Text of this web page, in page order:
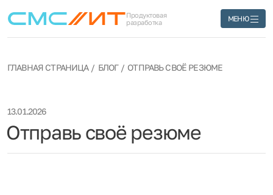
Продуктовая
разработка
МЕНЮ
ГЛАВНАЯ СТРАНИЦА БЛОГ ОТПРАВЬ СВОЁ РЕЗЮМЕ
Отправь своё резюме
13.01.2026